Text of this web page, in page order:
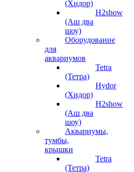
(Хидор)
H2show
(Аш два
шоу)
Оборудование
для
аквариумов
Tetra
(Тетра)
Hydor
(Хидор)
H2show
(Аш два
шоу)
Аквариумы,
тумбы,
крышки
Tetra
(Тетра)